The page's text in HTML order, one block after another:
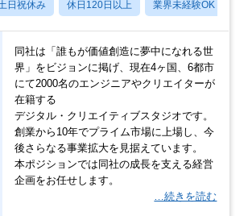
日祝休み 休日120日以上 業界未経験OK
同社は「誰もが価値創造に夢中になれる世
界」をビジョンに掲げ、現在4ヶ国、6都市
にて2000名のエンジニアやクリエイターが
在籍する
デジタル・クリエイティブスタジオです。
創業から10年でプライム市場に上場し、今
後さらなる事業拡大を見据えています。
本ポジションでは同社の成長を支える経営
企画をお任せします。
…続きを読む